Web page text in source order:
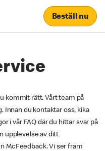
Beställ nu
kommit rätt. Vårt team på
Innan du kontaktar oss, kika
i vår FAQ där du hittar svar på
upplevelse av ditt
McFeedback. Vi ser fram